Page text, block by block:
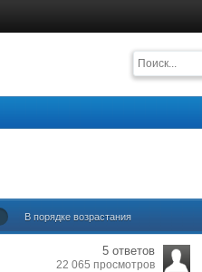
В порядке возрастания
5 ответов
22 065 просмотров